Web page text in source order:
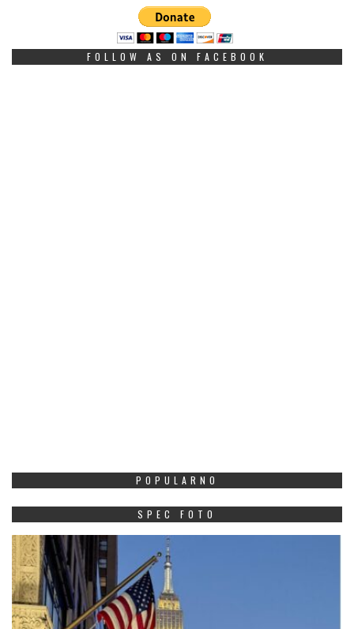
FOLLOW AS ON FACEBOOK
POPULARNO
SPEC FOTO